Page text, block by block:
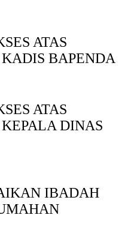
ATAS
BAPENDA
ATAS
DINAS
IBADAH